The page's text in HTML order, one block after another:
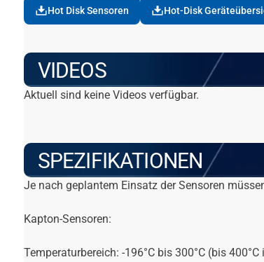
Hot Disk Sensoren Hot-Disk
VIDEOS
Aktuell sind keine Videos verfügbar.
SPEZIFIKATIONEN
Je nach geplantem Einsatz der Sensoren
Kapton-Sensoren:
Temperaturbereich: -196°C bis 300°C (bis